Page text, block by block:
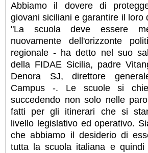
Abbiamo il dovere di
giovani siciliani e garantire il loro
"La scuola deve essere
nuovamente dell'orizzonte
regionale - ha detto nel suo
della FIDAE Sicilia, padre
Denora SJ, direttore
Campus -. Le scuole si
succedendo non solo nelle
fatti per gli itinerari che si
livello legislativo ed operativo.
che abbiamo il desiderio di
tutta la scuola italiana e quindi